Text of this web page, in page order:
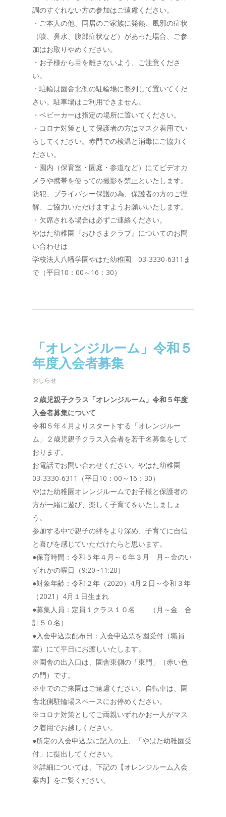
調のすぐれない方の参加はご遠慮ください。
・ご本人の他、同居のご家族に発熱、風邪の症状
（咳、鼻水、腹部症状など）があった場合、ご参
加はお取りやめください。
・お子様から目を離さないよう、ご注意くださ
い。
・駐輪は園舎北側の駐輪場に整列して置いてくだ
さい。駐車場はご利用できません。
・ベビーカーは指定の場所に置いてください。
・コロナ対策として保護者の方はマスク着用でい
らしてください。赤門での検温と消毒にご協力く
ださい。
・園内（保育室・園庭・参道など）にてビデオカ
メラや携帯を使っての撮影を禁止といたします。
防犯、プライバシー保護の為、保護者の方のご理
解、ご協力いただけますようお願いいたします。
・欠席される場合は必ずご連絡ください。
やはた幼稚園『おひさまクラブ』についてのお問
い合わせは
学校法人八幡学園やはた幼稚園 03-3330-6311ま
で（平日10：00～16：30）
「オレンジルーム」令和５
年度入会者募集
おしらせ
２歳児親子クラス「オレンジルーム」令和５年度
入会者募集について
令和５年４月よりスタートする「オレンジルー
ム」２歳児親子クラス入会者を若干名募集をして
おります。
お電話でお問い合わせください。やはた幼稚園
03-3330-6311（平日10：00～16：30）
やはた幼稚園オレンジルームでお子様と保護者の
方が一緒に遊び、楽しく子育てをいたしましょ
う。
参加する中で親子の絆をより深め、子育てに自信
と喜びを感じていただけたらと思います。
●保育時間：令和５年４月～６年３月 月～金のい
ずれかの曜日（9:20~11:20）
●対象年齢：令和２年（2020）4月２日～令和３年
（2021）4月１日生まれ
●募集人員：定員１クラス１０名 （月～金 合
計５０名）
●入会申込票配布日：入会申込票を園受付（職員
室）にて平日にお渡しいたします。
※園舎の出入口は、園舎東側の「東門」（赤い色
の門）です。
※車でのご来園はご遠慮ください。自転車は、園
舎北側駐輪場スペースにお停めください。
※コロナ対策としてご両親いずれかお一人がマス
ク着用でお越しください。
●所定の入会申込票に記入の上、「やはた幼稚園受
付」に提出してください。
※詳細については、下記の【オレンジルーム入会
案内】をご覧ください。